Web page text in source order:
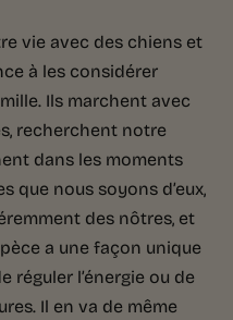
vie avec des chiens et
à les considérer
Ils marchent avec
recherchent notre
dans les moments
que nous soyons d’eux,
des nôtres, et
a une façon unique
réguler l’énergie ou de
Il en va de même